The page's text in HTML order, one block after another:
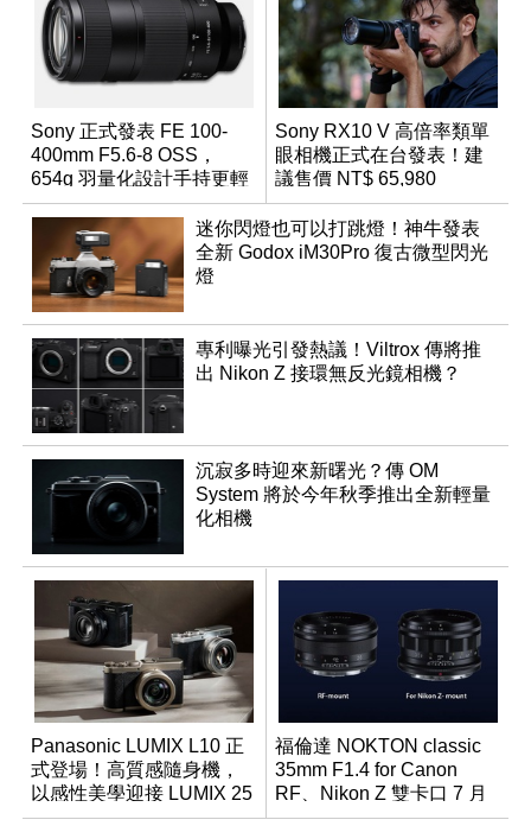
Sony 正式發表 FE 100-
400mm F5.6-8 OSS，
654g 羽量化設計手持更輕
鬆
Sony RX10 V 高倍率類單
眼相機正式在台發表！建
議售價 NT$ 65,980
迷你閃燈也可以打跳燈！神牛發表
全新 Godox iM30Pro 復古微型閃光
燈
專利曝光引發熱議！Viltrox 傳將推
出 Nikon Z 接環無反光鏡相機？
沉寂多時迎來新曙光？傳 OM
System 將於今年秋季推出全新輕量
化相機
Panasonic LUMIX L10 正
式登場！高質感隨身機，
以感性美學迎接 LUMIX 25
週年
福倫達 NOKTON classic
35mm F1.4 for Canon
RF、Nikon Z 雙卡口 7 月
同步登台